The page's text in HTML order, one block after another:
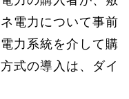
電力について事前
力系統を介して購
式の導入は、ダイ